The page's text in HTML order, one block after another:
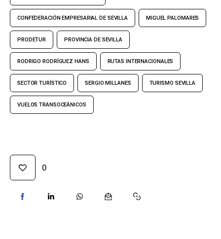
CONFEDERACIÓN EMPRESARIAL DE SEVILLA MIGUEL PALOMARES
PRODETUR PROVINCIA DE SEVILLA
RODRIGO RODRÍGUEZ HANS RUTAS INTERNACIONALES
SECTOR TURÍSTICO SERGIO MILLANES TURISMO SEVILLA
VUELOS TRANSOCEÁNICOS
0